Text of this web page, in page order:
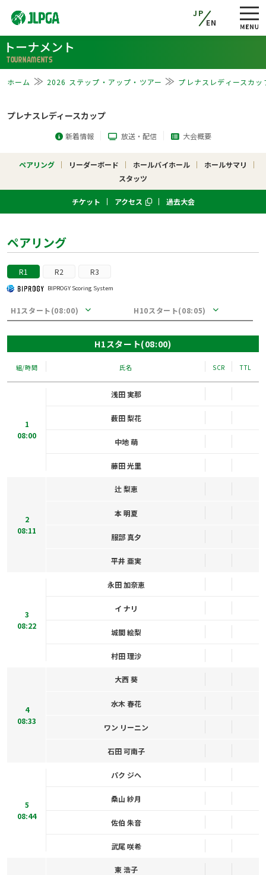
JP
EN
トーナメント
TOURNAMENTS
ホーム 2026 ステップ・アップ・ツアー プレナスレディースカッ
プレナスレディースカップ
新着情報 放送・配信 大会概要
ペアリング リーダーボード ホールバイホール
ホールサマリ
スタッツ
チケット アクセス 過去大会
ペアリング
R1 R2 R3
BIPROGY Scoring System
H1スタート(08:00) H10スタート(08:05)
H1スタート(08:00)
組/時間 氏名 SCR TTL
1
08:00
浅田 実那
薮田 梨花
中地 萌
藤田 光里
2
08:11
辻 梨恵
本 明夏
服部 真夕
平井 亜実
3
08:22
永田 加奈恵
イ ナリ
城間 絵梨
村田 理沙
4
08:33
大西 葵
水木 春花
ワン リーニン
石田 可南子
5
08:44
パク ジヘ
桑山 紗月
佐伯 朱音
武尾 咲希
東 浩子